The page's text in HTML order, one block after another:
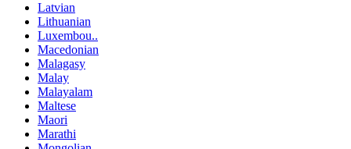
Latvian
Lithuanian
Luxembou..
Macedonian
Malagasy
Malay
Malayalam
Maltese
Maori
Marathi